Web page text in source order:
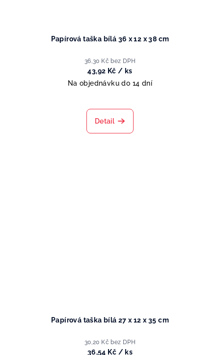
Papírová taška bílá 36 x 12 x 38 cm
36,30 Kč bez DPH
43,92 Kč / ks
Na objednávku do 14 dní
Detail
Papírová taška bílá 27 x 12 x 35 cm
30,20 Kč bez DPH
36,54 Kč / ks